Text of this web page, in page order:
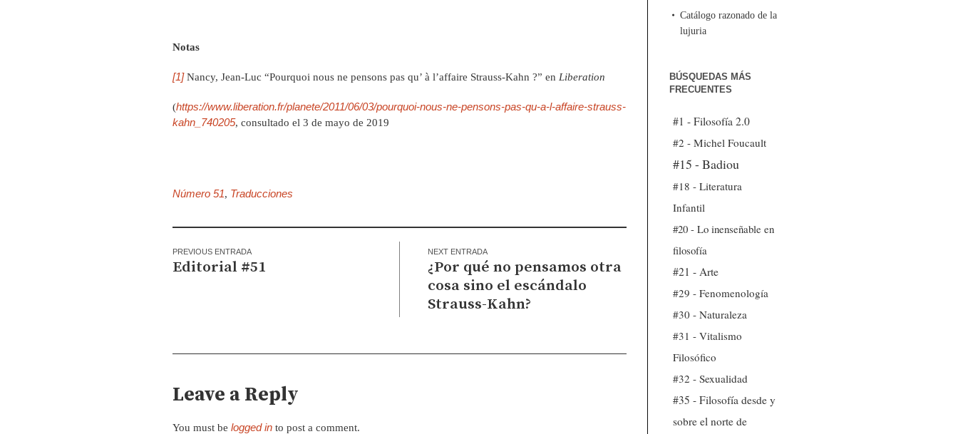
Notas
[1]Nancy, Jean-Luc “Pourquoi nous ne pensons pas qu’ à l’affaire Strauss-Kahn ?” en Liberation
(https://www.liberation.fr/planete/2011/06/03/pourquoi-nous-ne-pensons-pas-qu-a-l-affaire-strauss-
kahn_740205, consultado el 3 de mayo de 2019
Número 51, Traducciones
PREVIOUS ENTRADA
Editorial #51
NEXT ENTRADA
¿Por qué no pensamos otra
cosa sino el escándalo
Strauss-Kahn?
Leave a Reply
You must be logged in to post a comment.
Catálogo razonado de la
lujuria
BÚSQUEDAS MÁS
FRECUENTES
#1 - Filosofía 2.0
#2 - Michel Foucault
#15 - Badiou
#18 - Literatura
Infantil
#20 - Lo inenseñable en
filosofía
#21 - Arte
#29 - Fenomenología
#30 - Naturaleza
#31 - Vitalismo
Filosófico
#32 - Sexualidad
#35 - Filosofía desde y
sobre el norte de